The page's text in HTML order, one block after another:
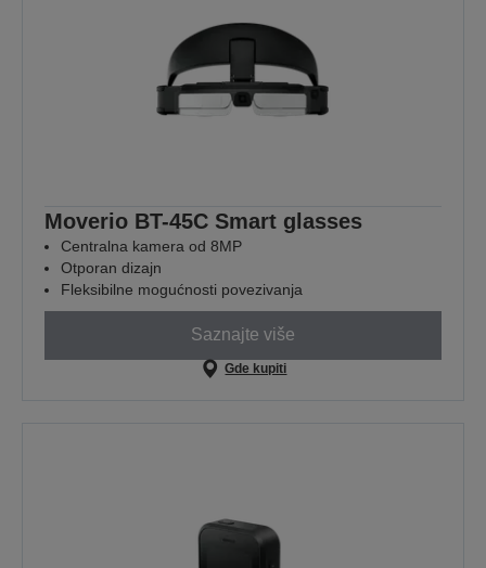
Moverio BT-45C Smart glasses
Centralna kamera od 8MP
Otporan dizajn
Fleksibilne mogućnosti povezivanja
Saznajte više
Gde kupiti